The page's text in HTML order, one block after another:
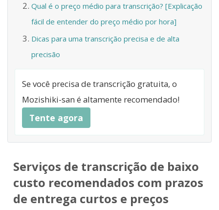
Qual é o preço médio para transcrição? [Explicação
fácil de entender do preço médio por hora]
Dicas para uma transcrição precisa e de alta
precisão
Se você precisa de transcrição gratuita, o
Mozishiki-san é altamente recomendado!
Tente agora
Serviços de transcrição de baixo
custo recomendados com prazos
de entrega curtos e preços